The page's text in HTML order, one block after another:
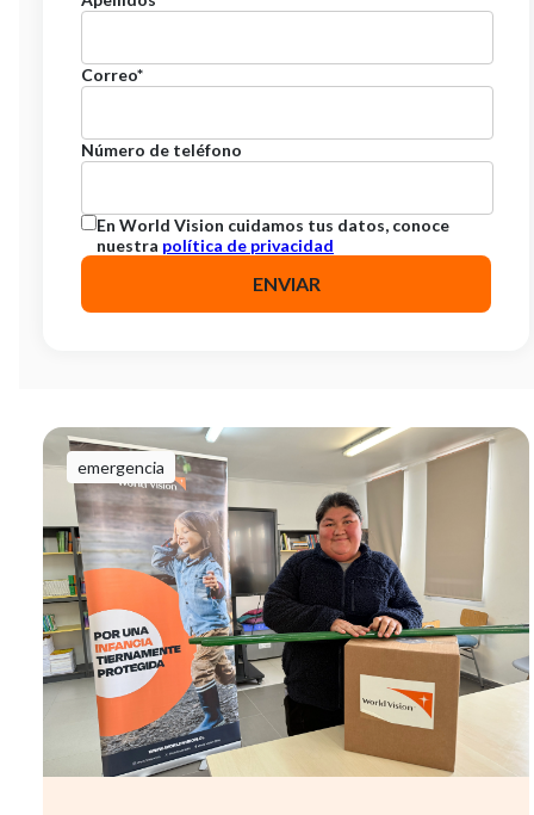
Correo*
Número de teléfono
En World Vision cuidamos tus datos, conoce
nuestra política de privacidad
emergencia